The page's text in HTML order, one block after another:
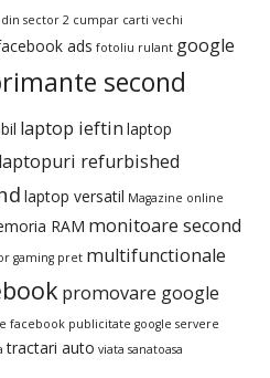
sector 2 cumpar carti vechi
ads fotoliu rulant google
second
laptop ieftin laptop
laptopuri refurbished
laptop versatil Magazine online
RAM monitoare second
gaming pret multifunctionale
promovare google
facebook publicitate google servere
tractari auto viata sanatoasa